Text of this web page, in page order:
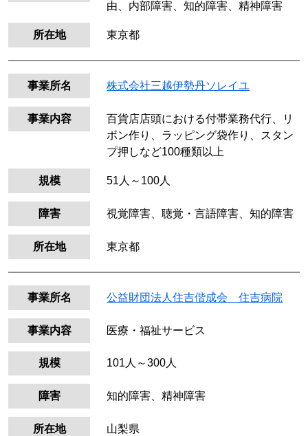
由、内部障害、知的障害、精神障害
所在地 東京都
事業所名 株式会社三越伊勢丹ソレイユ
事業内容
百貨店店頭における付帯業務代行、リ
ボン作り、ラッピング袋作り、スタン
プ押しなど100種類以上
規模 51人～100人
障害 視覚障害、聴覚・言語障害、知的障害
所在地 東京都
事業所名 公益財団法人住吉偕成会 住吉病院
事業内容 医療・福祉サービス
規模 101人～300人
障害 知的障害、精神障害
所在地 山梨県